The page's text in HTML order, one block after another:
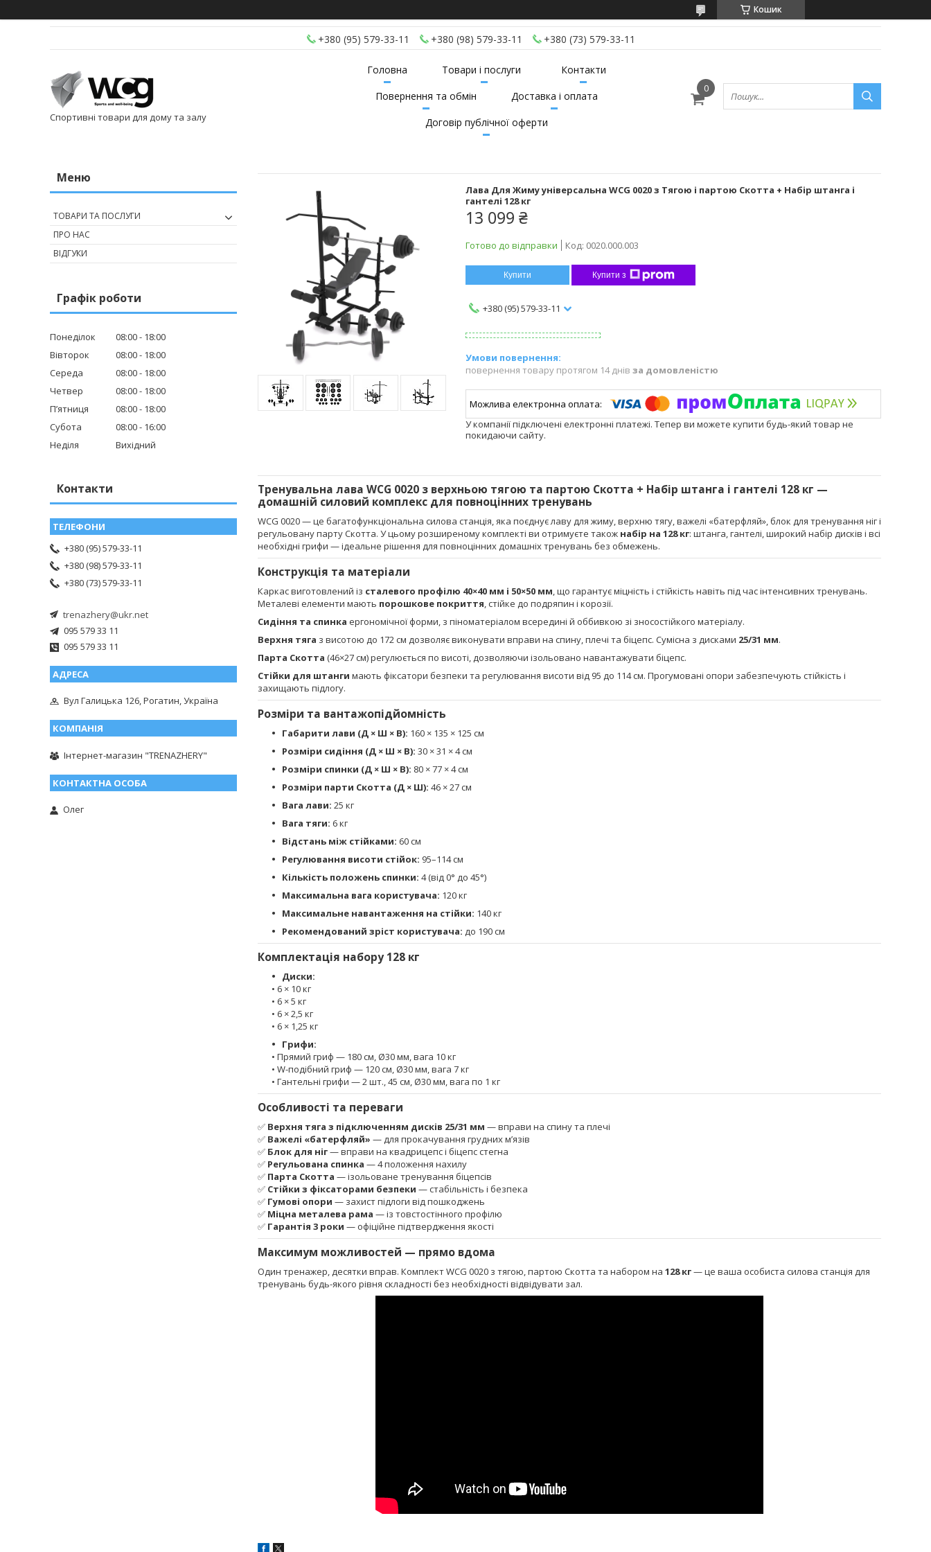
Кошик
+380 (95) 579-33-11 +380 (98) 579-33-11 +380 (73) 579-33-11
Спортивні товари для дому та залу
Головна Товари і послуги
Контакти
Повернення та обмін
Доставка і оплата
Договір публічної оферти
Лава Для Жиму універсальна WCG 0020 з Тягою і партою Скотта + Набір штанга і
гантелі 128 кг
13 099 ₴
Готово до відправки Код: 0020.000.003
Купити Купити з
+380 (95) 579-33-11
повернення товару протягом 14 днів за домовленістю
У компанії підключені електронні платежі. Тепер ви можете купити будь-який товар не
покидаючи сайту.
Тренувальна лава WCG 0020 з верхньою тягою та партою Скотта + Набір штанга і гантелі 128 кг —
домашній силовий комплекс для повноцінних тренувань
WCG 0020 — це багатофункціональна силова станція, яка поєднує лаву для жиму, верхню тягу, важелі «батерфляй», блок для тренування ніг і
регульовану парту Скотта. У цьому розширеному комплекті ви отримуєте також набір на 128 кг: штанга, гантелі, широкий набір дисків і всі
необхідні грифи — ідеальне рішення для повноцінних домашніх тренувань без обмежень.
Конструкція та матеріали
Каркас виготовлений із сталевого профілю 40×40 мм і 50×50 мм, що гарантує міцність і стійкість навіть під час інтенсивних тренувань.
Металеві елементи мають порошкове покриття, стійке до подряпин і корозії.
Сидіння та спинка ергономічної форми, з піноматеріалом всередині й оббивкою зі зносостійкого матеріалу.
Верхня тяга з висотою до 172 см дозволяє виконувати вправи на спину, плечі та біцепс. Сумісна з дисками 25/31 мм.
Парта Скотта (46×27 см) регулюється по висоті, дозволяючи ізольовано навантажувати біцепс.
Стійки для штанги мають фіксатори безпеки та регулювання висоти від 95 до 114 см. Прогумовані опори забезпечують стійкість і
захищають підлогу.
Розміри та вантажопідйомність
Габарити лави (Д × Ш × В): 160 × 135 × 125 см
Розміри сидіння (Д × Ш × В): 30 × 31 × 4 см
Розміри спинки (Д × Ш × В): 80 × 77 × 4 см
Розміри парти Скотта (Д × Ш): 46 × 27 см
Вага лави: 25 кг
Вага тяги: 6 кг
Відстань між стійками: 60 см
Регулювання висоти стійок: 95–114 см
Кількість положень спинки: 4 (від 0° до 45°)
Максимальна вага користувача: 120 кг
Максимальне навантаження на стійки: 140 кг
Рекомендований зріст користувача: до 190 см
Комплектація набору 128 кг
Диски:
• 6 × 10 кг
• 6 × 5 кг
• 6 × 2,5 кг
• 6 × 1,25 кг
Грифи:
• Прямий гриф — 180 см, Ø30 мм, вага 10 кг
• W-подібний гриф — 120 см, Ø30 мм, вага 7 кг
• Гантельні грифи — 2 шт., 45 см, Ø30 мм, вага по 1 кг
Особливості та переваги
✅ Верхня тяга з підключенням дисків 25/31 мм — вправи на спину та плечі
✅ Важелі «батерфляй» — для прокачування грудних м’язів
✅ Блок для ніг— вправи на квадрицепс і біцепс стегна
✅ Регульована спинка — 4 положення нахилу
✅ Парта Скотта — ізольоване тренування біцепсів
✅ Стійки з фіксаторами безпеки — стабільність і безпека
✅ Гумові опори — захист підлоги від пошкоджень
✅ Міцна металева рама — із товстостінного профілю
✅ Гарантія 3 роки — офіційне підтвердження якості
Максимум можливостей — прямо вдома
Один тренажер, десятки вправ. Комплект WCG 0020 з тягою, партою Скотта та набором на 128 кг— це ваша особиста силова станція для
тренувань будь-якого рівня складності без необхідності відвідувати зал.
ТОВАРИ ТА ПОСЛУГИ
ПРО НАС
ВІДГУКИ
Графік роботи
Понеділок 08:00
18:00
Вівторок
08:00
18:00
Середа
08:00
18:00
Четвер
08:00
18:00
Пʼятниця
08:00
18:00
Субота
08:00
16:00
Неділя
Вихідний
Контакти
+380 (95) 579-33-11
+380 (98) 579-33-11
+380 (73) 579-33-11
trenazhery@ukr.net
095 579 33 11
095 579 33 11
Вул Галицька 126, Рогатин, Україна
Інтернет-магазин "TRENAZHERY"
Олег